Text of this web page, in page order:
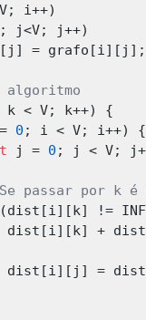
; i++)
; j<V; j++)
j ] = grafo [i][ j ];
algoritmo
k < V; k++) {
= 0 ; i < V; i++) {
j = 0 ; j < V; j
passar por k é
(dist [i][k] != INF
                    dist
[i][k] + dist
                    dist
[i][ j ] = dist